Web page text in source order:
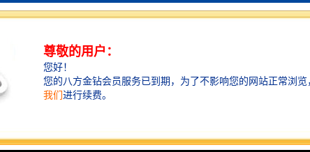
户评价管理系统可集中展现下属分支所有在职员工岗位安排状况及到
户评价管理系统原设置为4种评价结果：非常满意、满意、一般、不
。例如，可修改为：满意、不满意-服务礼仪、不满意-服务效率、不满